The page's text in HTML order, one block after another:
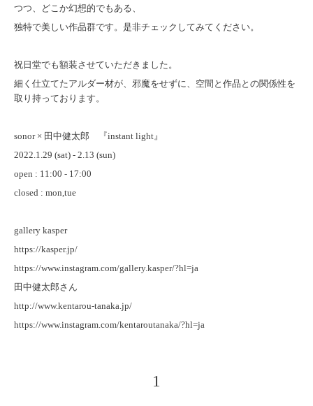
つつ、どこか幻想的でもある、
独特で美しい作品群です。是非チェックしてみてください。
祝日堂でも額装させていただきました。
細く仕立てたアルダー材が、邪魔をせずに、空間と作品との関係性を
取り持っております。
sonor × 田中健太郎 『instant light』
2022.1.29 (sat) - 2.13 (sun)
open : 11:00 - 17:00
closed : mon,tue
gallery kasper
https://kasper.jp/
https://www.instagram.com/gallery.kasper/?hl=ja
田中健太郎さん
http://www.kentarou-tanaka.jp/
https://www.instagram.com/kentaroutanaka/?hl=ja
1